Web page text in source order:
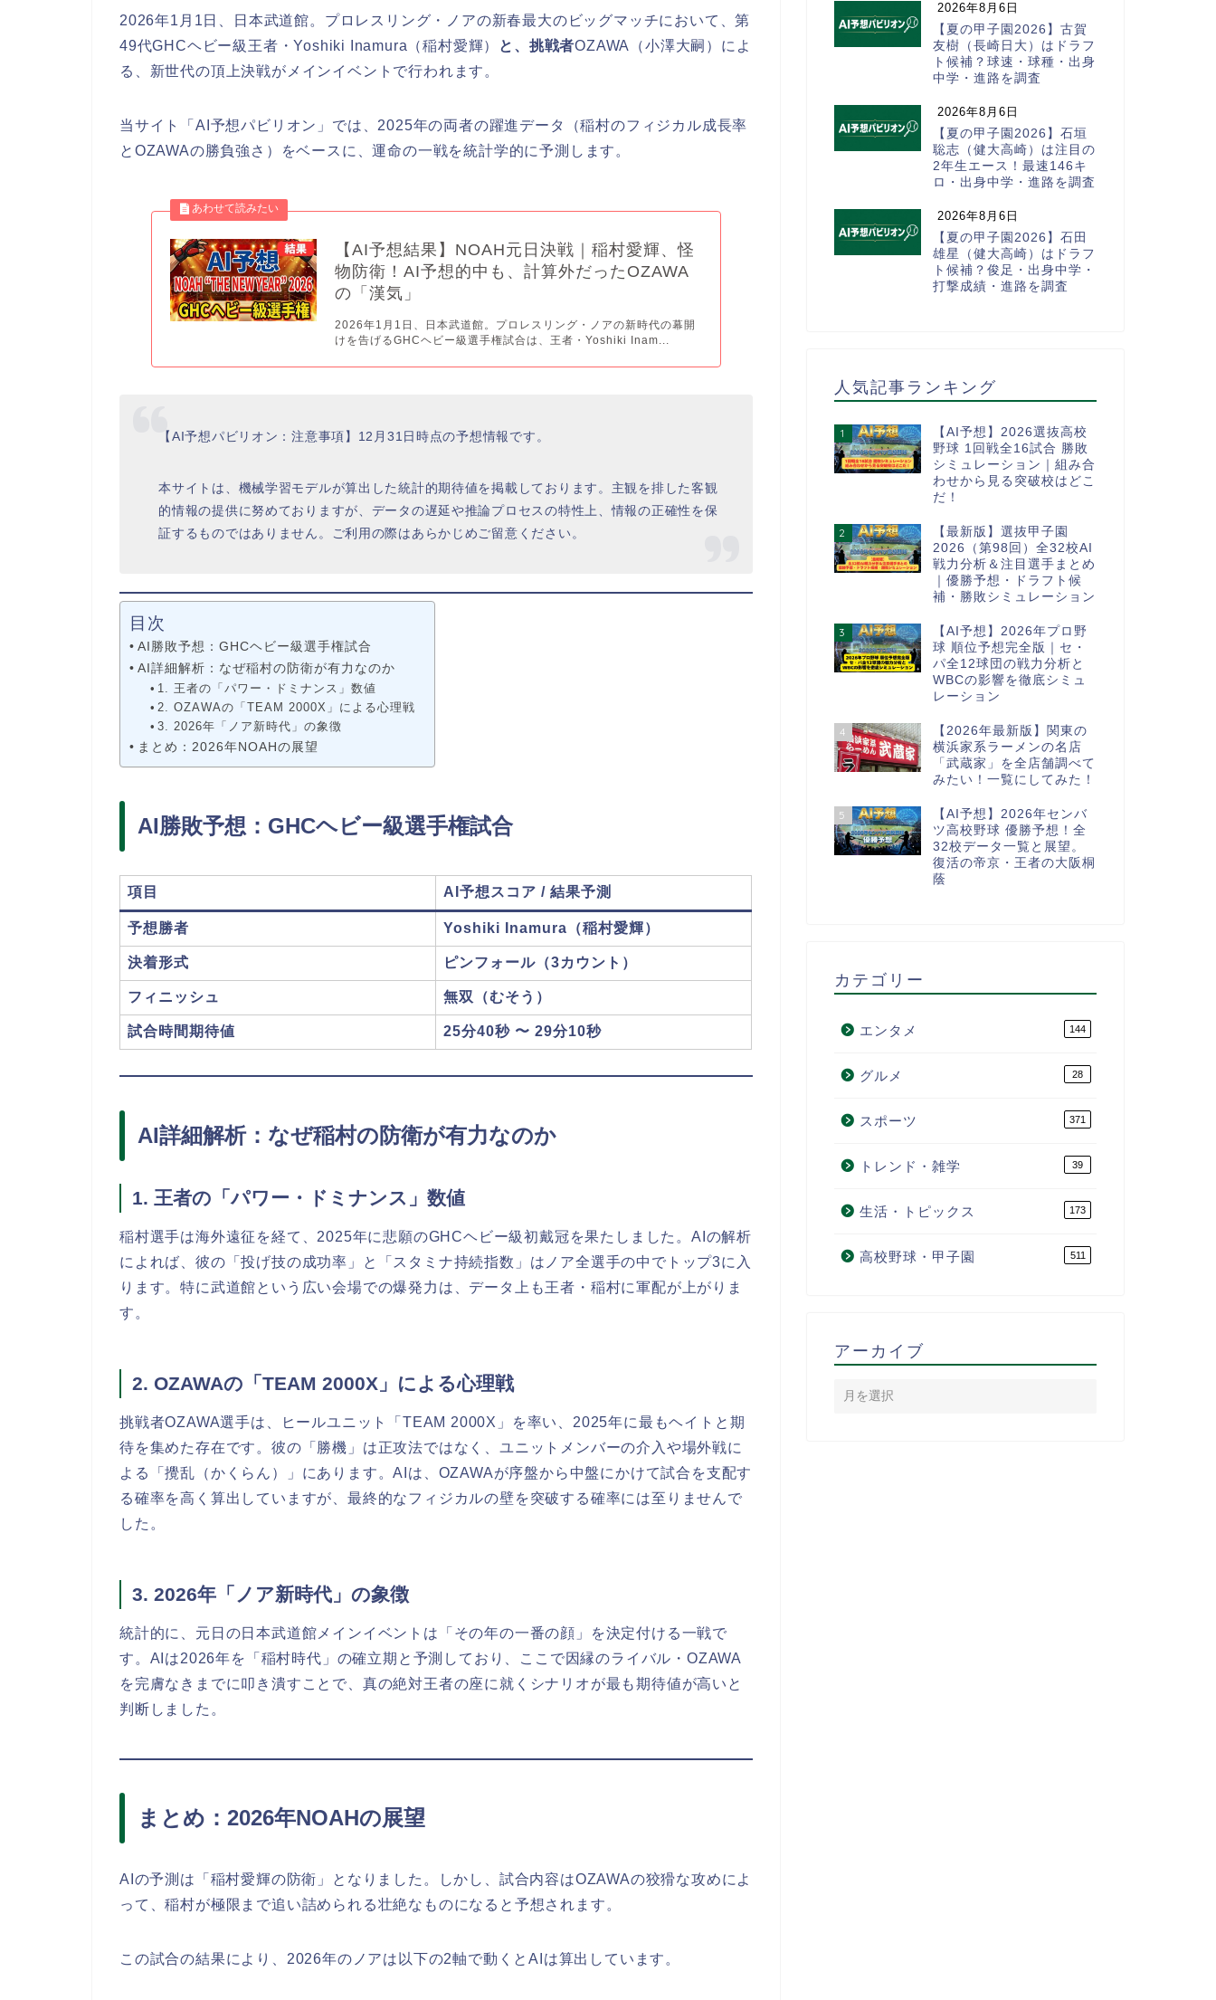
2026年1月1日、日本武道館。プロレスリング・ノアの新春最大のビッグマッチにおいて、第
49代GHCヘビー級王者・Yoshiki Inamura（稲村愛輝）
と、挑戦者OZAWA（小澤大嗣）によ
る、新世代の頂上決戦がメインイベントで行われます。
当サイト「AI予想パビリオン」では、2025年の両者の躍進データ（稲村のフィジカル成長率
とOZAWAの勝負強さ）をベースに、運命の一戦を統計学的に予測します。
【AI予想結果】NOAH元日決戦｜稲村愛輝、怪
物防衛！AI予想的中も、計算外だったOZAWA
の「漢気」
2026年1月1日、日本武道館。プロレスリング・ノアの新時代の幕開
けを告げるGHCヘビー級選手権試合は、王者・Yoshiki Inam...
【AI予想パビリオン：注意事項】12月31日時点の予想情報です。
本サイトは、機械学習モデルが算出した統計的期待値を掲載しております。主観を排した客観
的情報の提供に努めておりますが、データの遅延や推論プロセスの特性上、情報の正確性を保
証するものではありません。ご利用の際はあらかじめご留意ください。
目次
AI勝敗予想：GHCヘビー級選手権試合
AI詳細解析：なぜ稲村の防衛が有力なのか
1. 王者の「パワー・ドミナンス」数値
2. OZAWAの「TEAM 2000X」による心理戦
3. 2026年「ノア新時代」の象徴
まとめ：2026年NOAHの展望
AI勝敗予想：GHCヘビー級選手権試合
項目 AI予想スコア / 結果予測
予想勝者 Yoshiki Inamura（稲村愛輝）
決着形式 ピンフォール（3カウント）
フィニッシュ 無双（むそう）
試合時間期待値 25分40秒 〜 29分10秒
AI詳細解析：なぜ稲村の防衛が有力なのか
1. 王者の「パワー・ドミナンス」数値
稲村選手は海外遠征を経て、2025年に悲願のGHCヘビー級初戴冠を果たしました。AIの解析
によれば、彼の「投げ技の成功率」と「スタミナ持続指数」はノア全選手の中でトップ3に入
ります。特に武道館という広い会場での爆発力は、データ上も王者・稲村に軍配が上がりま
す。
2. OZAWAの「TEAM 2000X」による心理戦
挑戦者OZAWA選手は、ヒールユニット「TEAM 2000X」を率い、2025年に最もヘイトと期
待を集めた存在です。彼の「勝機」は正攻法ではなく、ユニットメンバーの介入や場外戦に
よる「攪乱（かくらん）」にあります。AIは、OZAWAが序盤から中盤にかけて試合を支配す
る確率を高く算出していますが、最終的なフィジカルの壁を突破する確率には至りませんで
した。
3. 2026年「ノア新時代」の象徴
統計的に、元日の日本武道館メインイベントは「その年の一番の顔」を決定付ける一戦で
す。AIは2026年を「稲村時代」の確立期と予測しており、ここで因縁のライバル・OZAWA
を完膚なきまでに叩き潰すことで、真の絶対王者の座に就くシナリオが最も期待値が高いと
判断しました。
まとめ：2026年NOAHの展望
AIの予測は「稲村愛輝の防衛」となりました。しかし、試合内容はOZAWAの狡猾な攻めによ
って、稲村が極限まで追い詰められる壮絶なものになると予想されます。
この試合の結果により、2026年のノアは以下の2軸で動くとAIは算出しています。
2026年8月6日
【夏の甲子園2026】古賀
友樹（長崎日大）はドラフ
ト候補？球速・球種・出身
中学・進路を調査
2026年8月6日
【夏の甲子園2026】石垣
聡志（健大高崎）は注目の
2年生エース！最速146キ
ロ・出身中学・進路を調査
2026年8月6日
【夏の甲子園2026】石田
雄星（健大高崎）はドラフ
ト候補？俊足・出身中学・
打撃成績・進路を調査
人気記事ランキング
1
【AI予想】2026選抜高校
野球 1回戦全16試合 勝敗
シミュレーション｜組み合
わせから見る突破校はどこ
だ！
2
【最新版】選抜甲子園
2026（第98回）全32校AI
戦力分析＆注目選手まとめ
｜優勝予想・ドラフト候
補・勝敗シミュレーション
3
【AI予想】2026年プロ野
球 順位予想完全版｜セ・
パ全12球団の戦力分析と
WBCの影響を徹底シミュ
レーション
4
【2026年最新版】関東の
横浜家系ラーメンの名店
「武蔵家」を全店舗調べて
みたい！一覧にしてみた！
5
【AI予想】2026年センバ
ツ高校野球 優勝予想！全
32校データ一覧と展望。
復活の帝京・王者の大阪桐
蔭
カテゴリー
エンタメ 144
グルメ 28
スポーツ 371
トレンド・雑学 39
生活・トピックス 173
高校野球・甲子園 511
アーカイブ